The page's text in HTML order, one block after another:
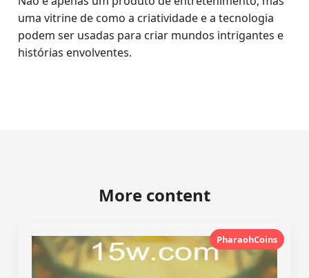
uma vitrine de como a criatividade e a tecnologia
podem ser usadas para criar mundos intrigantes e
histórias envolventes.
More content
PharaohCoins